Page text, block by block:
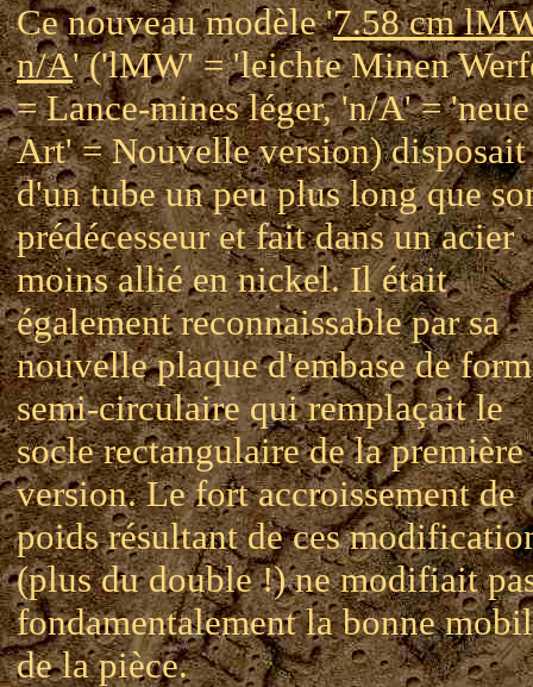
Ce nouveau modèle '7.58 cm
n/A' ('lMW' = 'leichte Minen
= Lance-mines léger, 'n/A' = 'neue
Art' = Nouvelle version) disposait
d'un tube un peu plus long que
prédécesseur et fait dans un acier
moins allié en nickel. Il était
également reconnaissable par sa
nouvelle plaque d'embase de
semi-circulaire qui remplaçait le
socle rectangulaire de la première
version. Le fort accroissement de
poids résultant de ces
(plus du double !) ne modifiait
fondamentalement la bonne
de la pièce.